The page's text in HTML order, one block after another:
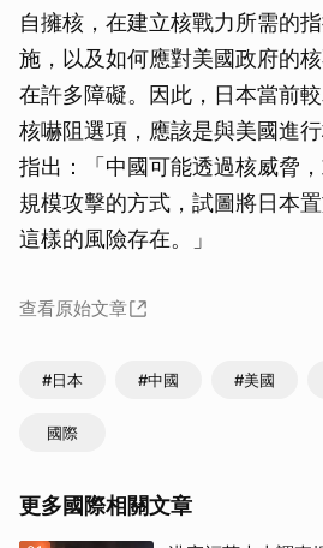
自擁核，在建立核戰力所需的
施，以及如何應對美國政府的
在許多障礙。因此，日本當前
核嚇阻選項，應該是與美國進
指出：「中國可能透過核威脅
規模攻擊的方式，試圖將日本
這樣的風險存在。」
查看原始文章
#日本 #中國 #美國
國際
更多國際相關文章